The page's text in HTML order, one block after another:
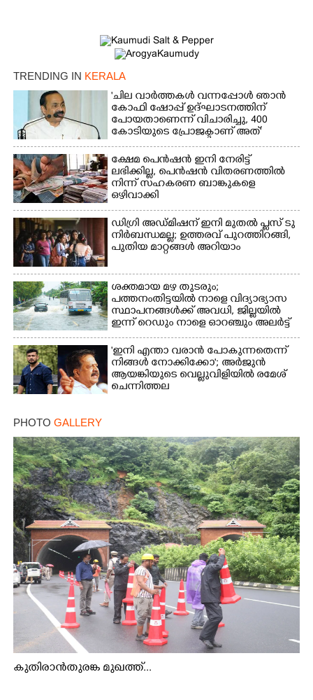
TRENDING IN KERALA
'ചില വാർത്തകൾ വന്നപ്പോൾ ഞാൻ
കോഫി ഷോപ്പ് ഉദ്ഘാടനത്തിന്
പോയതാണെന്ന് വിചാരിച്ചു, 400
കോടിയുടെ പ്രോജക്ടാണ് അത്'
ക്ഷേമ പെൻഷൻ ഇനി നേരിട്ട്
ലഭിക്കില്ല,​ പെൻഷൻ വിതരണത്തിൽ
നിന്ന് സഹകരണ ബാങ്കുകളെ
ഒഴിവാക്കി
ഡിഗ്രി അഡ്മിഷന് ഇനി മുതൽ പ്ലസ് ടു
നിർബന്ധമല്ല; ഉത്തരവ് പുറത്തിറങ്ങി,
പുതിയ മാറ്റങ്ങൾ അറിയാം
ശക്തമായ മഴ തുടരും;
പത്തനംതിട്ടയിൽ നാളെ വിദ്യാഭ്യാസ
സ്ഥാപനങ്ങൾക്ക് അവധി,​ ജില്ലയിൽ
ഇന്ന് റെ‌ഡും നാളെ ഓറഞ്ചും അലർട്ട്
'ഇനി എന്താ വരാൻ പോകുന്നതെന്ന്
നിങ്ങൾ നോക്കിക്കോ'; അർജുൻ
ആയങ്കിയുടെ വെല്ലുവിളിയിൽ രമേശ്
ചെന്നിത്തല
PHOTO GALLERY
കുതിരാൻതുരങ്ക മുഖത്ത്...
Copy Link